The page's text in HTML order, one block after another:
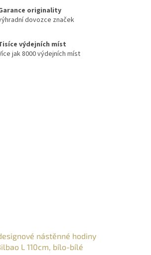
originality
dovozce značek
výdejních míst
jak 8000 výdejních míst
nástěnné hodiny
L 110cm, bílo-bílé